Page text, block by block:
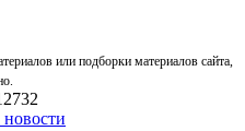
или подборки материалов сайта,